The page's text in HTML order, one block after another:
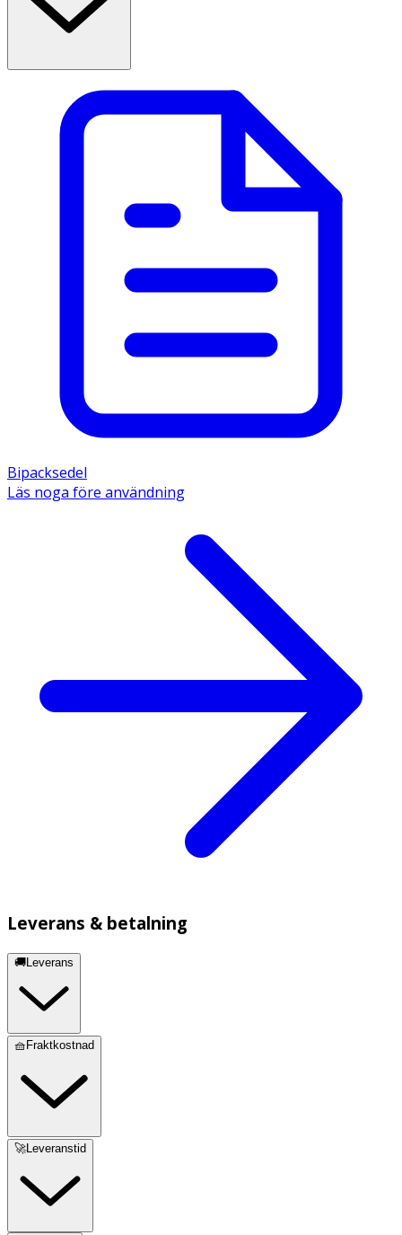
Bipacksedel
Läs noga före användning
Leverans & betalning
🚚Leverans
🧺Fraktkostnad
🚀Leveranstid